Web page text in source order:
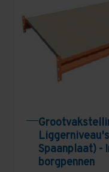
Spaanplaat) -
borgpennen